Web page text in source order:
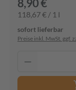
8,90 €
118,67 € / 1 l
sofort lieferbar
Preise inkl. MwSt. ggf.